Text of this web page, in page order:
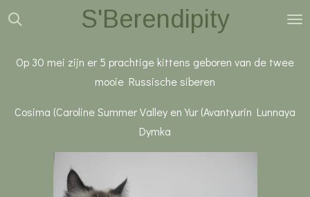
Ga
S'Berendipity
Op 30 mei zijn er 5 prachtige kittens geboren van de twee
mooie Russische siberen
Cosima (Caroline Summer Valley en Yur (Avantyurin Lunnaya
Dymka